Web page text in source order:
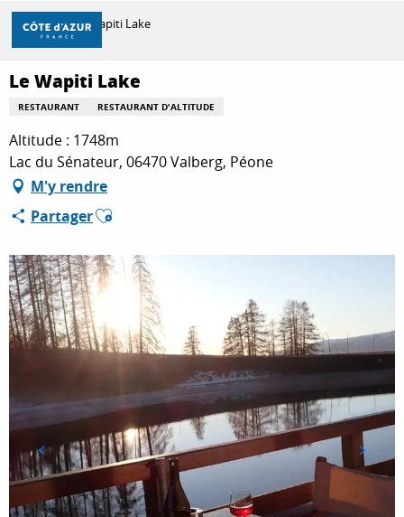
Aller
contenu
principal
DÉCOUVRIR
À FAIRE
SÉJOURNER
Accueil Le Wapiti Lake
Le Wapiti Lake
RESTAURANT RESTAURANT D'ALTITUDE
Altitude : 1748m
Lac du Sénateur, 06470 Valberg, Péone
M'y rendre
PartagerAjouter aux favoris